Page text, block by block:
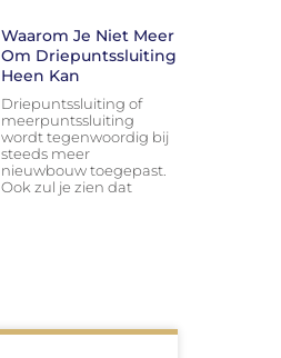
Waarom Je Niet Meer
Om Driepuntssluiting
Heen Kan
Driepuntssluiting of
meerpuntssluiting
wordt tegenwoordig bij
steeds meer
nieuwbouw toegepast.
Ook zul je zien dat